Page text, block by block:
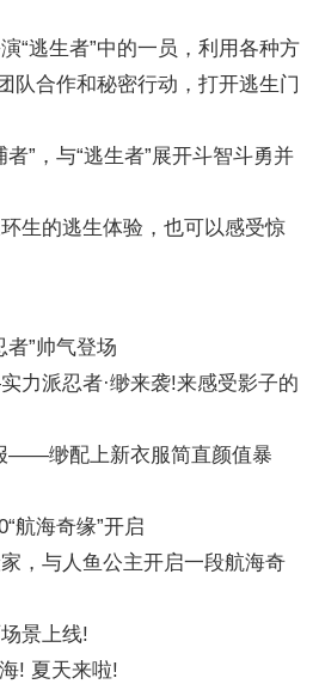
逃生者”中的一员，利用各种方
队合作和秘密行动，打开逃生门
”，与“逃生者”展开斗智斗勇并
的逃生体验，也可以感受惊
”帅气登场
派忍者·缈来袭!来感受影子的
缈配上新衣服简直颜值暴
海奇缘”开启
与人鱼公主开启一段航海奇
景上线!
! 夏天来啦!